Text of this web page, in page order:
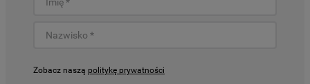
Zobacz naszą politykę prywatności